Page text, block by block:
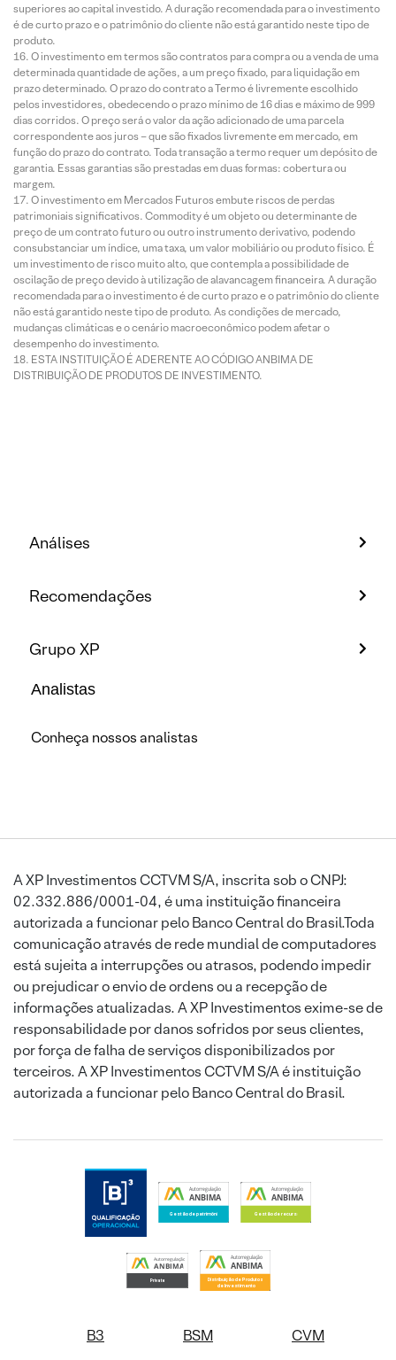
superiores ao capital investido. A duração recomendada para o investimento
é de curto prazo e o patrimônio do cliente não está garantido neste tipo de
produto.
O investimento em termos são contratos para compra ou a venda de uma
determinada quantidade de ações, a um preço fixado, para liquidação em
prazo determinado. O prazo do contrato a Termo é livremente escolhido
pelos investidores, obedecendo o prazo mínimo de 16 dias e máximo de 999
dias corridos. O preço será o valor da ação adicionado de uma parcela
correspondente aos juros – que são fixados livremente em mercado, em
função do prazo do contrato. Toda transação a termo requer um depósito de
garantia. Essas garantias são prestadas em duas formas: cobertura ou
margem.
O investimento em Mercados Futuros embute riscos de perdas
patrimoniais significativos. Commodity é um objeto ou determinante de
preço de um contrato futuro ou outro instrumento derivativo, podendo
consubstanciar um índice, uma taxa, um valor mobiliário ou produto físico. É
um investimento de risco muito alto, que contempla a possibilidade de
oscilação de preço devido à utilização de alavancagem financeira. A duração
recomendada para o investimento é de curto prazo e o patrimônio do cliente
não está garantido neste tipo de produto. As condições de mercado,
mudanças climáticas e o cenário macroeconômico podem afetar o
desempenho do investimento.
ESTA INSTITUIÇÃO É ADERENTE AO CÓDIGO ANBIMA DE
DISTRIBUIÇÃO DE PRODUTOS DE INVESTIMENTO.
Análises
Recomendações
Grupo XP
Analistas
Conheça nossos analistas
A XP Investimentos CCTVM S/A, inscrita sob o CNPJ:
02.332.886/0001-04, é uma instituição financeira
autorizada a funcionar pelo Banco Central do Brasil.Toda
comunicação através de rede mundial de computadores
está sujeita a interrupções ou atrasos, podendo impedir
ou prejudicar o envio de ordens ou a recepção de
informações atualizadas. A XP Investimentos exime-se de
responsabilidade por danos sofridos por seus clientes,
por força de falha de serviços disponibilizados por
terceiros. A XP Investimentos CCTVM S/A é instituição
autorizada a funcionar pelo Banco Central do Brasil.
B3 BSM CVM